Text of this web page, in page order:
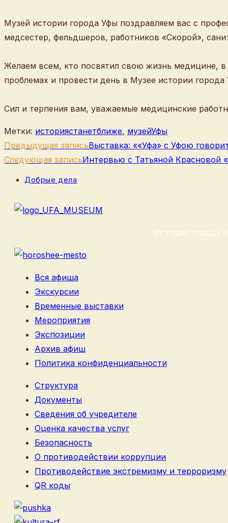
Музей истории города Уфы поздравляем вас с
медсестер, фельдшеров, работников «Скорой»,
Желаем всем, кто посвятил свою жизнь медицине, в
проблемах и провести день в Музее истории города
Сил и терпения вам, уважаемые медицинские
Метки: историястанетближе, музейУфы
Еще
статьи
Предыдущая записьВыставка: ««Уфа» с Уфою
Следующая записьИнтервью с Татьяной Красновой
Рубрика
Добрые дела
История города
Вся афиша
Экскурсии
Временные выставки
Мероприятия
Экспозиции
Архив афиш
Политика конфиденциальности
Структура
Документы
Сведения об учредителе
Оценка качества услуг
Безопасность
О противодействии коррупции
Противодействие экстремизму и терроризму
QR коды